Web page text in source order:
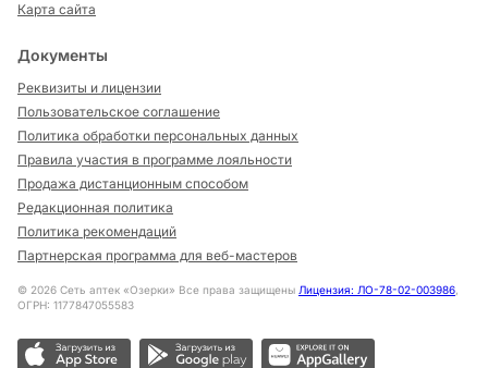
Карта сайта
Документы
Реквизиты и лицензии
Пользовательское соглашение
Политика обработки персональных данных
Правила участия в программе лояльности
Продажа дистанционным способом
Редакционная политика
Политика рекомендаций
Партнерская программа для веб-мастеров
© 2026 Сеть аптек «Озерки» Все права защищены Лицензия: ЛО-78-02-003986,
ОГРН: 1177847055583